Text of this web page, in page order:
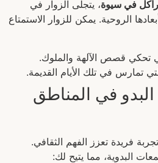
في سيوة، يتجلى الزوار في
الروحية. يمكن للزوار الاستمتاع
تحكي قصص الآلهة والملوك.
تمارس في تلك الأيام القديمة.
في المناطق
فريدة تعزز الفهم الثقافي.
البدوية، مما يتيح لك: